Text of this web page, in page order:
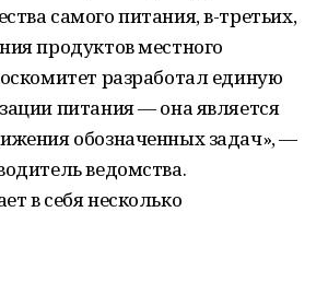
самого питания, в-третьих,
продуктов местного
разработал единую
питания — она является
обозначенных задач», —
ведомства.
в себя несколько